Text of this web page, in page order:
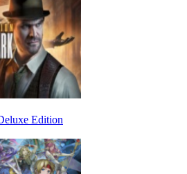
Edition